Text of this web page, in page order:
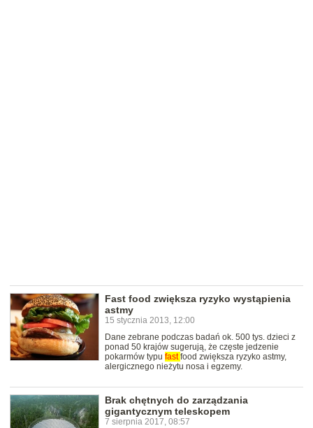
Fast food zwiększa ryzyko wystąpienia
astmy
15 stycznia 2013, 12:00
Dane zebrane podczas badań ok. 500 tys. dzieci z
ponad 50 krajów sugerują, że częste jedzenie
pokarmów typu fastfood zwiększa ryzyko astmy,
alergicznego nieżytu nosa i egzemy.
Brak chętnych do zarządzania
gigantycznym teleskopem
7 sierpnia 2017, 08:57